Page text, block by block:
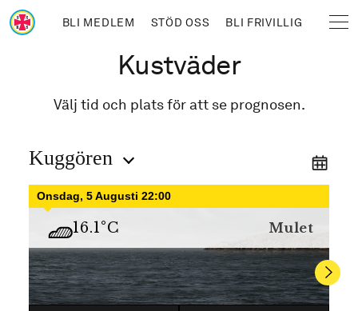
Hoppa till huvudinnehåll
BLI MEDLEM STÖD OSS BLI FRIVILLIG
Kustväder
Välj tid och plats för att se prognosen.
Kuggören
Onsdag, 5 Augusti 22:00
16.1°C Mulet